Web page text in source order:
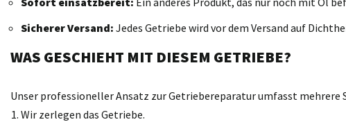
Sicherer Versand: Jedes Getriebe wird vor dem Versand auf
WAS GESCHIEHT MIT DIESEM GETRIEBE?
Unser professioneller Ansatz zur Getriebereparatur umfasst mehrere
Wir zerlegen das Getriebe.